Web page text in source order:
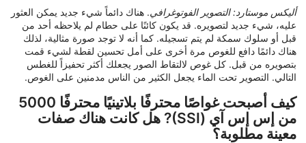
أليكس موستارد: التصوير الفوتوغرافي. هناك دائماً شيء جديد يمكن العثور
عليه، شيء جديد لتصويره. قد يكون كائنًا على حطام لم يلاحظه أحد من
قبل أو سلوك سمكة لم يتم تسجيله. كما أنه لا توجد صورة مثالية، لذلك
هناك دائمًا دافع للغوص مرة أخرى على أمل تحسين لقطة لشيء قمت
بتصويره من قبل. كل غوص لالتقاط الصور يجعلك أكثر تحفيزاً للغطس
التالي. التصوير تحت الماء يجعل الكثير من الناس مدمنين على الغوص.
كيف أصبحت غواصًا محترفًا بلاتينيًا محترفًا 5000
من إس إس آي (SSI)? هل كانت هناك صفات
معينة مطلوبة؟